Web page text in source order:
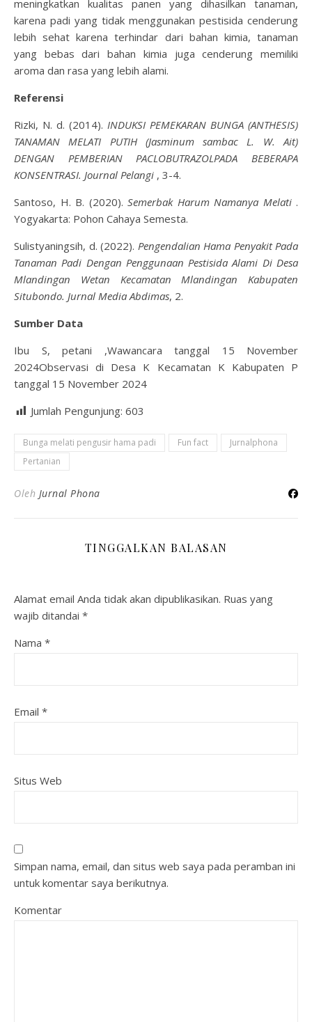
meningkatkan kualitas panen yang dihasilkan tanaman,
karena padi yang tidak menggunakan pestisida cenderung
lebih sehat karena terhindar dari bahan kimia, tanaman
yang bebas dari bahan kimia juga cenderung memiliki
aroma dan rasa yang lebih alami.
Referensi
Rizki, N. d. (2014). INDUKSI PEMEKARAN BUNGA (ANTHESIS)
TANAMAN MELATI PUTIH (Jasminum sambac L. W. Ait)
DENGAN PEMBERIAN PACLOBUTRAZOLPADA BEBERAPA
KONSENTRASI. Journal Pelangi , 3-4.
Santoso, H. B. (2020). Semerbak Harum Namanya Melati.
Yogyakarta: Pohon Cahaya Semesta.
Sulistyaningsih, d. (2022). Pengendalian Hama Penyakit Pada
Tanaman Padi Dengan Penggunaan Pestisida Alami Di Desa
Mlandingan Wetan Kecamatan Mlandingan Kabupaten
Situbondo. Jurnal Media Abdimas, 2.
Sumber Data
Ibu S, petani ,Wawancara tanggal 15 November
2024Observasi di Desa K Kecamatan K Kabupaten P
tanggal 15 November 2024
Jumlah Pengunjung: 603
Bunga melati pengusir hama padi Fun fact
Jurnalphona
Pertanian
Oleh Jurnal Phona
TINGGALKAN BALASAN
Alamat email Anda tidak akan dipublikasikan. Ruas yang
wajib ditandai *
Nama *
Email *
Situs Web
Simpan nama, email, dan situs web saya pada peramban ini
untuk komentar saya berikutnya.
Komentar